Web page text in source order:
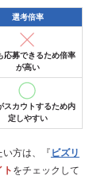
選考倍率
応募できるため倍率
が高い
スカウトするため内
定しやすい
方は、『 ビズリ
ト をチェックして